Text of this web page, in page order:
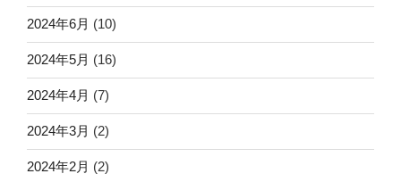
2024年6月 (10)
2024年5月 (16)
2024年4月 (7)
2024年3月 (2)
2024年2月 (2)